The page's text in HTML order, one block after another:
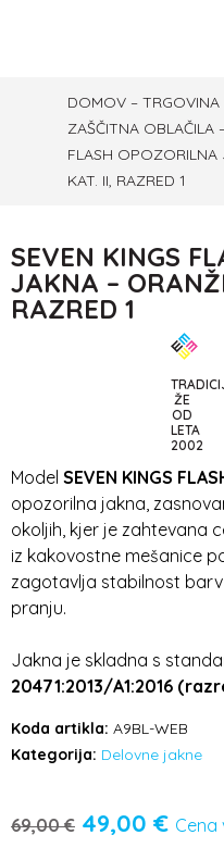
DOMOV – TRGOVINA
ZAŠČITNA OBLAČILA
FLASH
KAT. II, RAZRED 1
SEVEN KINGS
JAKNA –
RAZRED 1
ŽE
OD
LETA
2002
Model SEVEN KINGS
opozorilna jakna,
okoljih, kjer je zahtevana
iz kakovostne mešanice
zagotavlja stabilnost
pranju.
Jakna je skladna s
20471:2013/A1:2016
Koda artikla: A9BL-WEB
Kategorija: Delovne jakne
69,00€ 49,00 € Cena